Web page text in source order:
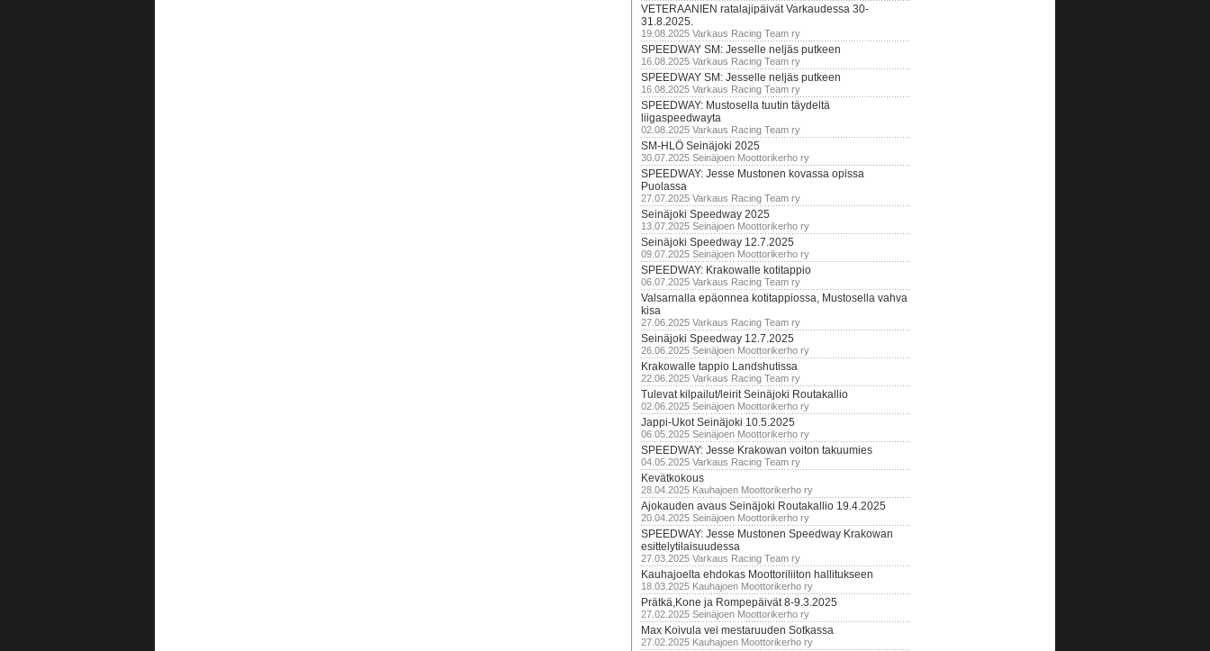
VETERAANIEN ratalajipäivät Varkaudessa 30-
31.8.2025.
19.08.2025 Varkaus Racing Team ry
SPEEDWAY SM: Jesselle neljäs putkeen
16.08.2025 Varkaus Racing Team ry
SPEEDWAY SM: Jesselle neljäs putkeen
16.08.2025 Varkaus Racing Team ry
SPEEDWAY: Mustosella tuutin täydeltä
liigaspeedwayta
02.08.2025 Varkaus Racing Team ry
SM-HLÖ Seinäjoki 2025
30.07.2025 Seinäjoen Moottorikerho ry
SPEEDWAY: Jesse Mustonen kovassa opissa
Puolassa
27.07.2025 Varkaus Racing Team ry
Seinäjoki Speedway 2025
13.07.2025 Seinäjoen Moottorikerho ry
Seinäjoki Speedway 12.7.2025
09.07.2025 Seinäjoen Moottorikerho ry
SPEEDWAY: Krakowalle kotitappio
06.07.2025 Varkaus Racing Team ry
Valsarnalla epäonnea kotitappiossa, Mustosella vahva
kisa
27.06.2025 Varkaus Racing Team ry
Seinäjoki Speedway 12.7.2025
26.06.2025 Seinäjoen Moottorikerho ry
Krakowalle tappio Landshutissa
22.06.2025 Varkaus Racing Team ry
Tulevat kilpailut/leirit Seinäjoki Routakallio
02.06.2025 Seinäjoen Moottorikerho ry
Jappi-Ukot Seinäjoki 10.5.2025
06.05.2025 Seinäjoen Moottorikerho ry
SPEEDWAY: Jesse Krakowan voiton takuumies
04.05.2025 Varkaus Racing Team ry
Kevätkokous
28.04.2025 Kauhajoen Moottorikerho ry
Ajokauden avaus Seinäjoki Routakallio 19.4.2025
20.04.2025 Seinäjoen Moottorikerho ry
SPEEDWAY: Jesse Mustonen Speedway Krakowan
esittelytilaisuudessa
27.03.2025 Varkaus Racing Team ry
Kauhajoelta ehdokas Moottoriliiton hallitukseen
18.03.2025 Kauhajoen Moottorikerho ry
Prätkä,Kone ja Rompepäivät 8-9.3.2025
27.02.2025 Seinäjoen Moottorikerho ry
Max Koivula vei mestaruuden Sotkassa
27.02.2025 Kauhajoen Moottorikerho ry